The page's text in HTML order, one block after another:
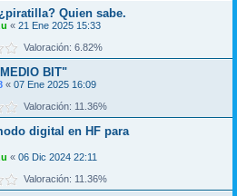
Quien sabe.
« 21 Ene 2025 15:33
Valoración: 6.82%
BIT"
« 07 Ene 2025 16:09
Valoración: 11.36%
digital en HF para
« 06 Dic 2024 22:11
Valoración: 11.36%